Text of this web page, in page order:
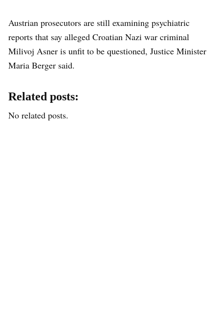
Austrian prosecutors are still examining psychiatric
reports that say alleged Croatian Nazi war criminal
Milivoj Asner is unfit to be questioned, Justice Minister
Maria Berger said.
Related posts:
No related posts.